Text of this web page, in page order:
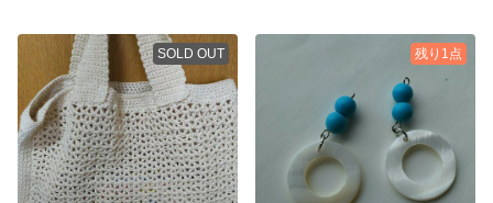
SOLD OUT 残り1点